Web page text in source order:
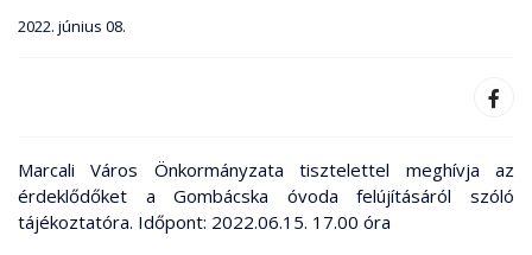
2022. június 08.
Marcali Város Önkormányzata tisztelettel meghívja az
érdeklődőket a Gombácska óvoda felújításáról szóló
tájékoztatóra. Időpont: 2022.06.15. 17.00 óra